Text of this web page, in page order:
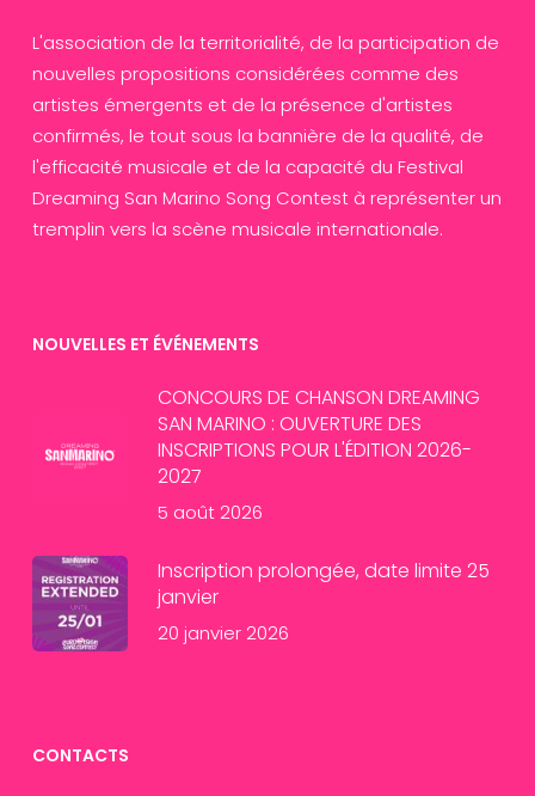
L'association de la territorialité, de la participation de
nouvelles propositions considérées comme des
artistes émergents et de la présence d'artistes
confirmés, le tout sous la bannière de la qualité, de
l'efficacité musicale et de la capacité du Festival
Dreaming San Marino Song Contest à représenter un
tremplin vers la scène musicale internationale.
NOUVELLES ET ÉVÉNEMENTS
CONCOURS DE CHANSON DREAMING
SAN MARINO : OUVERTURE DES
INSCRIPTIONS POUR L'ÉDITION 2026-
2027
5 août 2026
Inscription prolongée, date limite 25
janvier
20 janvier 2026
CONTACTS